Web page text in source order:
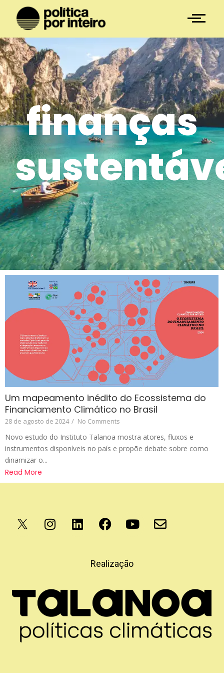
finanças
Um mapeamento inédito do Ecossistema do
Financiamento Climático no Brasil
28 de agosto de 2024 / No Comments
Novo estudo do Instituto Talanoa mostra atores, fluxos e
instrumentos disponíveis no país e propõe debate sobre como
dinamizar o...
Read More
Realização